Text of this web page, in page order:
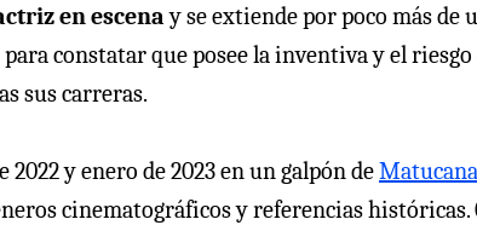
en escenay se extiende por poco más de
constatar que posee la inventiva y el
sus carreras.
y enero de 2023 en un galpón de
cinematográficos y referencias históricas.